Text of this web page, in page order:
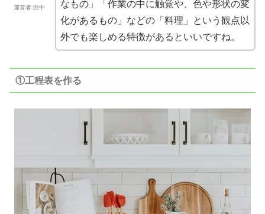
運営者:田中
なもの」「作業の中に触覚や、色や形状の変
化があるもの」などの「料理」という観点以
外でも楽しめる特徴があるといいですね。
①工程表を作る